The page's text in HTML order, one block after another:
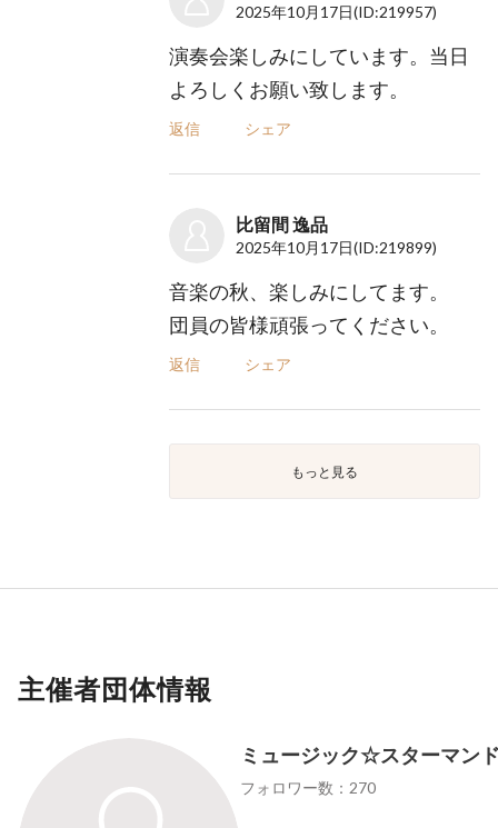
2025年10月17日(ID:219957)
演奏会楽しみにしています。当日
よろしくお願い致します。
返信 シェア
比留間 逸品
2025年10月17日(ID:219899)
音楽の秋、楽しみにしてます。
団員の皆様頑張ってください。
返信 シェア
もっと見る
主催者団体情報
ミュージック☆スターマン
フォロワー数：270